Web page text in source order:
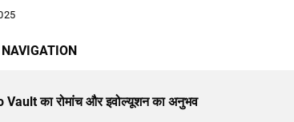
Vault का रोमांच और इवोल्यूशन का अनुभव